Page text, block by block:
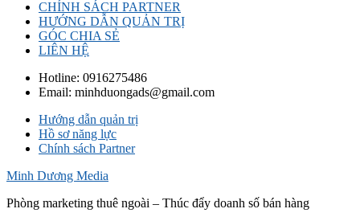
CHÍNH SÁCH PARTNER
HƯỚNG DẪN QUẢN TRỊ
GÓC CHIA SẺ
LIÊN HỆ
Hotline: 0916275486
Email: minhduongads@gmail.com
Hướng dẫn quản trị
Hồ sơ năng lực
Chính sách Partner
Minh Dương Media
Phòng marketing thuê ngoài – Thúc đẩy doanh số bán hàng